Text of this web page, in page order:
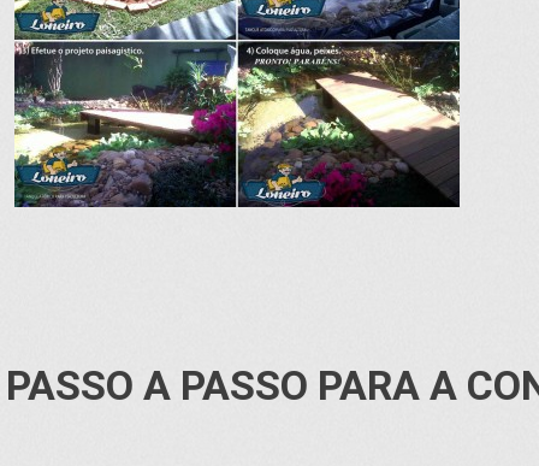
PASSO A PASSO PARA A